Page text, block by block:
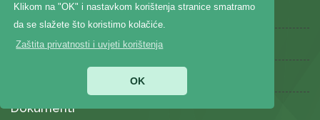
Klikom na "OK" i nastavkom korištenja stranice smatramo
da se slažete što koristimo kolačiće.
Zaštita privatnosti i uvjeti korištenja
OK
O Općini
Obavijesti
Dokumenti